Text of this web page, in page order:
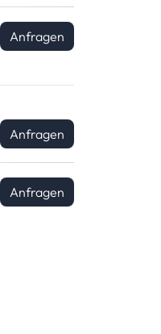
Anfragen
Anfragen
Anfragen